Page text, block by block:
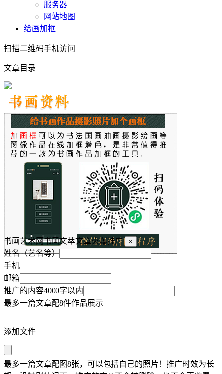
服务器
网站地图
给画加框
扫描二维码手机访问
文章目录
书画艺术网书画文萃文章火爆推广 ×
姓名（艺名等）
手机
邮箱
推广的内容4000字以内
最多一篇文章配8件作品展示
+
添加文件
最多一篇文章配图8张，可以包括自己的照片！推广时效为长